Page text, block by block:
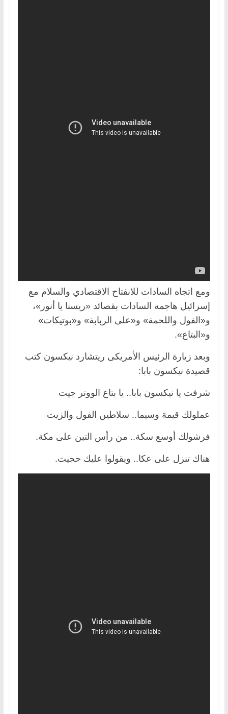
ومع اتجاه السادات للانفتاح الاقتصادي والسلام مع
إسرائيل هاجمه السادات بقصائد «ريسنا يا أنور»،
و«الفول واللحمة» و«على الربابة» و«بوتيكات»
و«البتاع».
وبعد زيارة الرئيس الأمريكى ريتشارد نيكسون كتب
قصيدة نيكسون بابا:
شرفت يا نيكسون بابا.. يا بتاع الووتر جيت
عملولك قيمة وسيما.. سلاطين الفول والزيت
فرشولك أوسع سكة.. من رأس التين على مكة.
هناك تنزل على عكا.. ويقولوا عليك حجيت.